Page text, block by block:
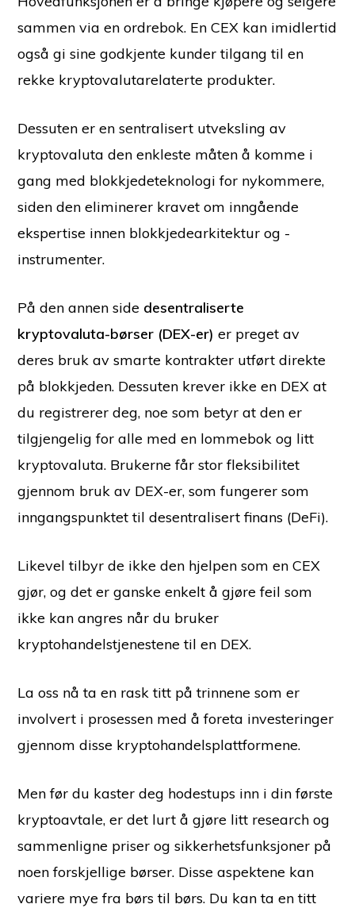
sammen via en ordrebok. En CEX kan imidlertid
også gi sine godkjente kunder tilgang til en
rekke kryptovalutarelaterte produkter.
Dessuten er en sentralisert utveksling av
kryptovaluta den enkleste måten å komme i
gang med blokkjedeteknologi for nykommere,
siden den eliminerer kravet om inngående
ekspertise innen blokkjedearkitektur og -
instrumenter.
På den annen side desentraliserte
kryptovaluta-børser (DEX-er)er preget av
deres bruk av smarte kontrakter utført direkte
på blokkjeden. Dessuten krever ikke en DEX at
du registrerer deg, noe som betyr at den er
tilgjengelig for alle med en lommebok og litt
kryptovaluta. Brukerne får stor fleksibilitet
gjennom bruk av DEX-er, som fungerer som
inngangspunktet til desentralisert finans (DeFi).
Likevel tilbyr de ikke den hjelpen som en CEX
gjør, og det er ganske enkelt å gjøre feil som
ikke kan angres når du bruker
kryptohandelstjenestene til en DEX.
La oss nå ta en rask titt på trinnene som er
involvert i prosessen med å foreta investeringer
gjennom disse kryptohandelsplattformene.
Men før du kaster deg hodestups inn i din første
kryptoavtale, er det lurt å gjøre litt research og
sammenligne priser og sikkerhetsfunksjoner på
noen forskjellige børser. Disse aspektene kan
variere mye fra børs til børs. Du kan ta en titt